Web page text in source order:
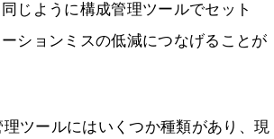
じように構成管理ツールでセット
ションミスの低減につなげることが
ツールにはいくつか種類があり、現